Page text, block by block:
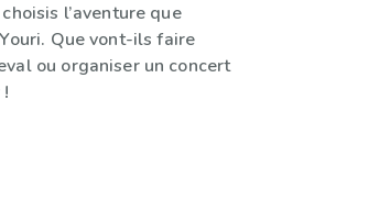
l’aventure que
Que vont-ils faire
ou organiser un concert